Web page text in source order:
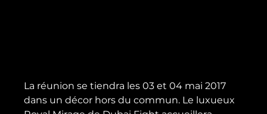
La réunion se tiendra les 03 et 04 mai 2017
dans un décor hors du commun. Le luxueux